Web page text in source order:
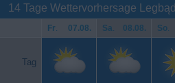
14 Tage Wettervorhersage Legbąd
Fr. 07.08. Sa. 08.08. So.
Tag